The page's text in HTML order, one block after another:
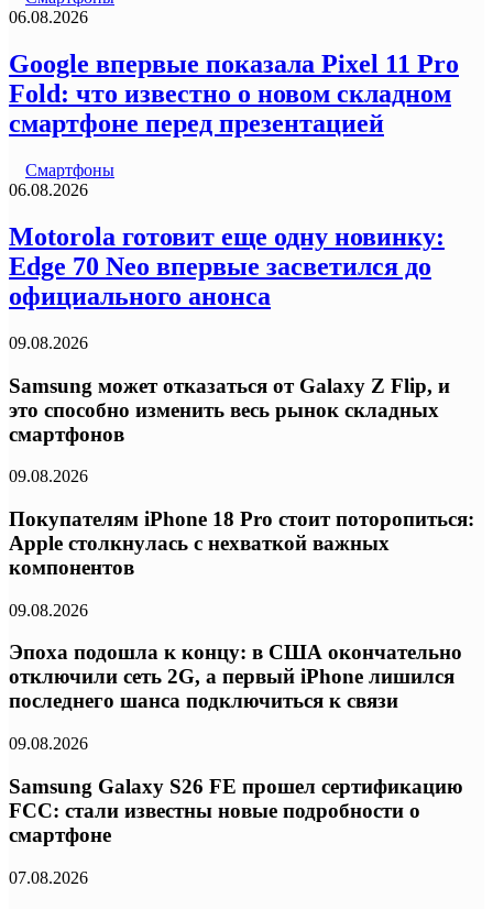
06.08.2026
Google впервые показала Pixel 11 Pro
Fold: что известно о новом складном
смартфоне перед презентацией
Смартфоны
06.08.2026
Motorola готовит еще одну новинку:
Edge 70 Neo впервые засветился до
официального анонса
09.08.2026
Samsung может отказаться от Galaxy Z Flip, и
это способно изменить весь рынок складных
смартфонов
09.08.2026
Покупателям iPhone 18 Pro стоит поторопиться:
Apple столкнулась с нехваткой важных
компонентов
09.08.2026
Эпоха подошла к концу: в США окончательно
отключили сеть 2G, а первый iPhone лишился
последнего шанса подключиться к связи
09.08.2026
Samsung Galaxy S26 FE прошел сертификацию
FCC: стали известны новые подробности о
смартфоне
07.08.2026